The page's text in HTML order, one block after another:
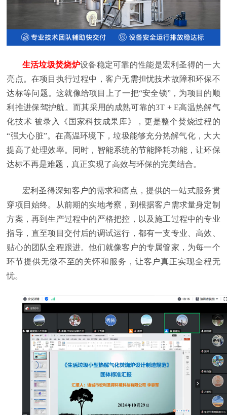
生活垃圾焚烧炉设备稳定可靠的性能是宏利圣得的一大
亮点。在项目执行过程中，客户无需担忧技术故障和环保不
达标等问题。这就像给项目上了一把“安全锁”，为项目的顺
利推进保驾护航。而其采用的成熟可靠的3T + E高温热解气
化技术 被录入《国家科技成果库》
，更是整个焚烧过程的
“强大心脏”。在高温环境下，垃圾能够充分热解气化，大大
提高了处理效率。同时，智能系统的节能降耗功能，让环保
达标不再是难题，真正实现了高效与环保的完美结合。
宏利圣得深知客户的需求和痛点，提供的一站式服务贯
穿项目始终。从前期的实地考察，到根据客户需求量身定制
方案，再到生产过程中的严格把控，以及施工过程中的专业
指导，直至项目交付后的调试运行，都有一支专业、高效、
贴心的团队全程跟进。他们就像客户的专属管家，为每一个
环节提供无微不至的关怀和服务，让客户真正实现全程无
忧。